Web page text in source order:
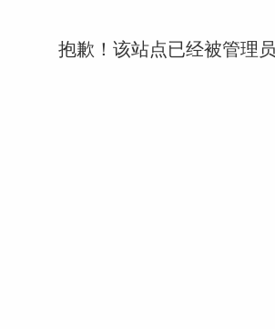
抱歉！该站点已经被管理